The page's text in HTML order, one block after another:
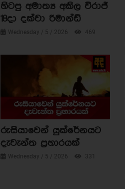
හිටපු අමාත්‍ය අකිල විරාජ්
18දා දක්වා රිමාන්ඩ්
Wednesday / 5 / 2026 469
රුසියාවෙන් යුක්රේනයට
දැවැන්ත ප්‍රහාරයක්
Wednesday / 5 / 2026 331